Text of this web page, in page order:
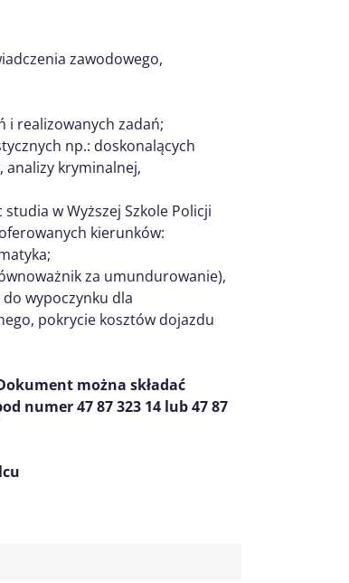
zawodowego,
i realizowanych zadań;
np.: doskonalących
analizy kryminalnej,
w Wyższej Szkole Policji
kierunków:
za umundurowanie),
wypoczynku dla
pokrycie kosztów dojazdu
można składać
numer 47 87 323 14 lub 47 87